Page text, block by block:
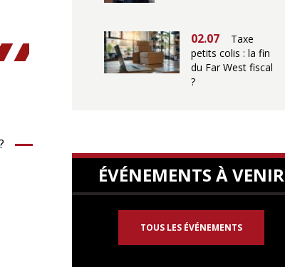
02.07
Taxe
petits colis : la fin
du Far West fiscal
?
ÉVÉNEMENTS À VENIR
TOUS LES ÉVÉNEMENTS